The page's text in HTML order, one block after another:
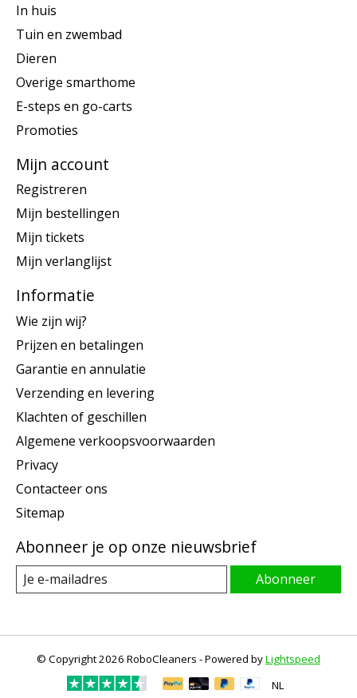
In huis
Tuin en zwembad
Dieren
Overige smarthome
E-steps en go-carts
Promoties
Mijn account
Registreren
Mijn bestellingen
Mijn tickets
Mijn verlanglijst
Informatie
Wie zijn wij?
Prijzen en betalingen
Garantie en annulatie
Verzending en levering
Klachten of geschillen
Algemene verkoopsvoorwaarden
Privacy
Contacteer ons
Sitemap
Abonneer je op onze nieuwsbrief
Abonneer
© Copyright 2026 RoboCleaners - Powered byLightspeed
NL